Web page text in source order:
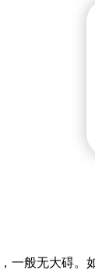
一般无大碍。